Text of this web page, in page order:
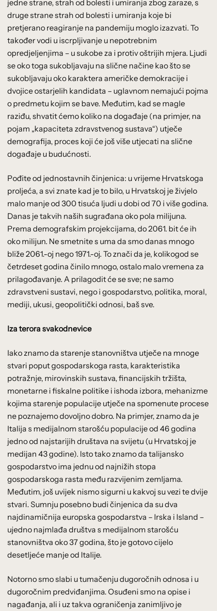
jedne strane, strah od bolesti i umiranja zbog zaraze, s
druge strane strah od bolesti i umiranja koje bi
pretjerano reagiranje na pandemiju moglo izazvati. To
također vodi u iscrpljivanje u nepotrebnim
opredjeljenjima – u sukobe za i protiv oštrijih mjera. Ljudi
se oko toga sukobljavaju na slične načine kao što se
sukobljavaju oko karaktera američke demokracije i
dvojice ostarjelih kandidata – uglavnom nemajući pojma
o predmetu kojim se bave. Međutim, kad se magle
raziđu, shvatit ćemo koliko na događaje (na primjer, na
pojam „kapaciteta zdravstvenog sustava“) utječe
demografija, proces koji će još više utjecati na slične
događaje u budućnosti.
Pođite od jednostavnih činjenica: u vrijeme Hrvatskoga
proljeća, a svi znate kad je to bilo, u Hrvatskoj je živjelo
malo manje od 300 tisuća ljudi u dobi od 70 i više godina.
Danas je takvih naših sugrađana oko pola milijuna.
Prema demografskim projekcijama, do 2061. bit će ih
oko milijun. Ne smetnite s uma da smo danas mnogo
bliže 2061.-oj nego 1971.-oj. To znači da je, kolikogod se
četrdeset godina činilo mnogo, ostalo malo vremena za
prilagođavanje. A prilagodit će se sve; ne samo
zdravstveni sustavi, nego i gospodarstvo, politika, moral,
mediji, ukusi, geopolitički odnosi, baš sve.
Iza terora svakodnevice
Iako znamo da starenje stanovništva utječe na mnoge
stvari poput gospodarskoga rasta, karakteristika
potražnje, mirovinskih sustava, financijskih tržišta,
monetarne i fiskalne politike i ishoda izbora, mehanizme
kojima starenje populacije utječe na spomenute procese
ne poznajemo dovoljno dobro. Na primjer, znamo da je
Italija s medijalnom starošću populacije od 46 godina
jedno od najstarijih društava na svijetu (u Hrvatskoj je
medijan 43 godine). Isto tako znamo da talijansko
gospodarstvo ima jednu od najnižih stopa
gospodarskoga rasta među razvijenim zemljama.
Međutim, još uvijek nismo sigurni u kakvoj su vezi te dvije
stvari. Sumnju posebno budi činjenica da su dva
najdinamičnija europska gospodarstva – Irska i Island –
ujedno najmlađa društva s medijalnom starošću
stanovništva oko 37 godina, što je gotovo cijelo
desetljeće manje od Italije.
Notorno smo slabi u tumačenju dugoročnih odnosa i u
dugoročnim predviđanjima. Osuđeni smo na opise i
nagađanja, ali i uz takva ograničenja zanimljivo je